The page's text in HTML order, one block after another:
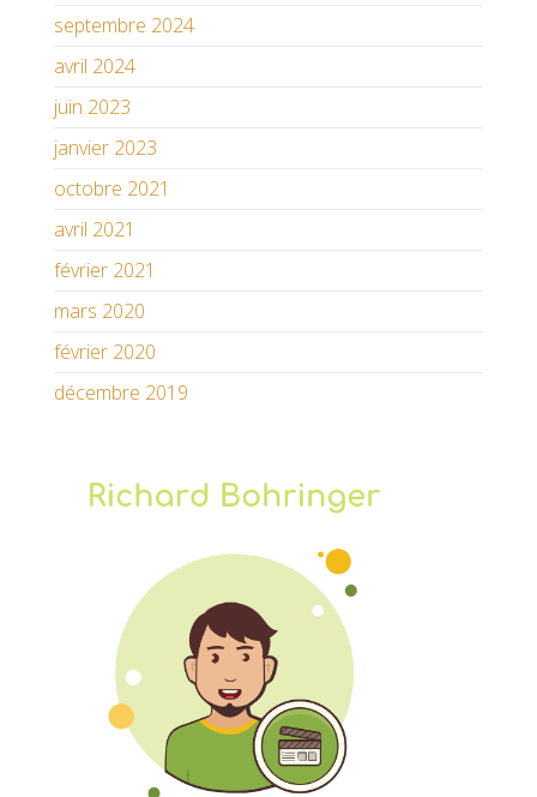
septembre 2024
avril 2024
juin 2023
janvier 2023
octobre 2021
avril 2021
février 2021
mars 2020
février 2020
décembre 2019